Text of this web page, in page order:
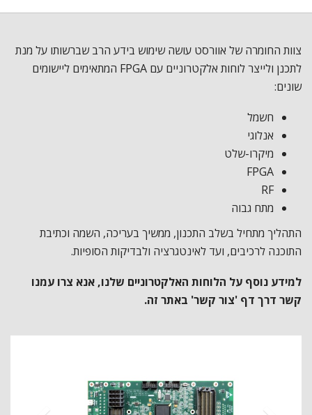
צוות החומרה של אוורסט עושה שימוש בידע הרב שברשותו על מנת
לתכנן ולייצר לוחות אלקטרוניים עם FPGA המתאימים ליישומים
שונים:
חשמל
אנלוגי
מיקרו-שלט
FPGA
RF
מתח גבוה
התהליך מתחיל בשלב התכנון, ממשיך בעריכה, השמה וכתיבת
התוכנה לרכיבים, ועד לאינטגרציה ולבדיקות הסופיות.
למידע נוסף על הלוחות האלקטרוניים שלנו, אנא צרו עמנו
קשר דרך דף 'צור קשר' באתר זה.